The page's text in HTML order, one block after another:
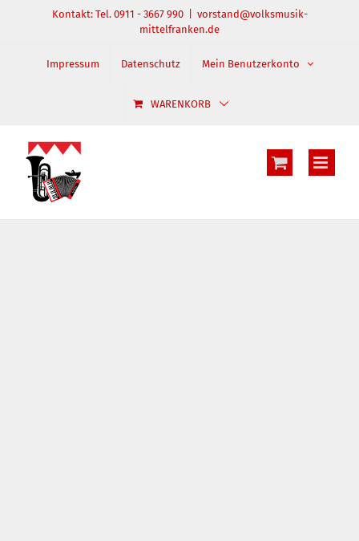
springen
Kontakt: Tel. 0911 - 3667 990
vorstand@volksmusik-
mittelfranken.de
Impressum Datenschutz Mein Benutzerkonto
WARENKORB